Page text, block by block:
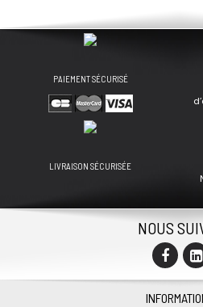
PAIEMENT SÉCURISÉ
LIVRAISON SÉCURISÉE
NOUS